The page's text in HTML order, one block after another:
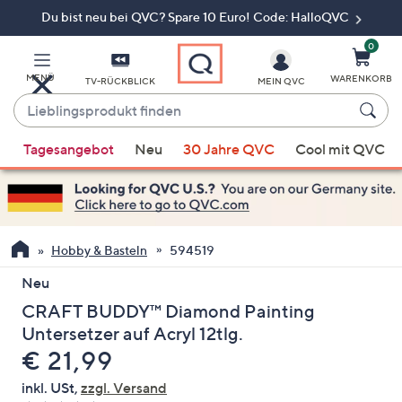
Du bist neu bei QVC? Spare 10 Euro! Code: HalloQVC
MENÜ TV-RÜCKBLICK
Lieblingsprodukt
finden
Vorschläge
verfügbar
sind,
verwenden
Sie
die
Pfeiltasten
nach
oben
und
nach
unten
MEIN QVC
0
WARENKORB
Tagesangebot Neu 30 Jahre QVC Cool mit QVC
Hobby & Basteln 594519
Neu
CRAFT BUDDY™ Diamond Painting
Untersetzer auf Acryl 12tlg.
Gelöscht
€ 21,99
inkl. USt, zzgl. Versand